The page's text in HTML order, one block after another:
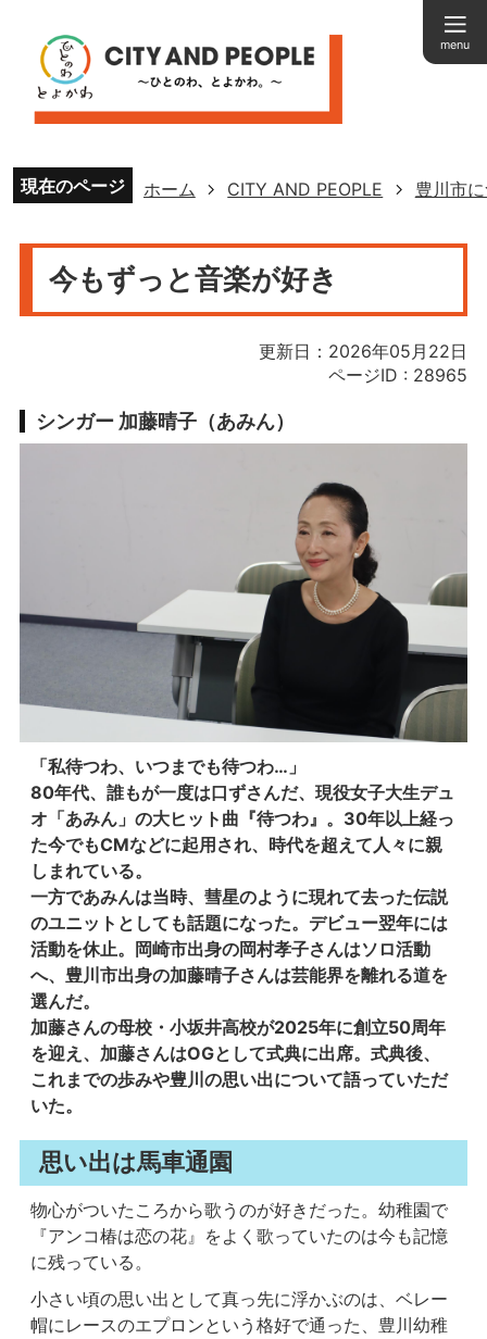
menu
現在のページ ホーム CITY AND PEOPLE 豊川市
今もずっと音楽が好き
更新日：2026年05月22日
ページID : 28965
シンガー 加藤晴子（あみん）
「私待つわ、いつまでも待つわ…」
80年代、誰もが一度は口ずさんだ、現役女子大生デュ
オ「あみん」の大ヒット曲『待つわ』。30年以上経っ
た今でもCMなどに起用され、時代を超えて人々に親
しまれている。
一方であみんは当時、彗星のように現れて去った伝説
のユニットとしても話題になった。デビュー翌年には
活動を休止。岡崎市出身の岡村孝子さんはソロ活動
へ、豊川市出身の加藤晴子さんは芸能界を離れる道を
選んだ。
加藤さんの母校・小坂井高校が2025年に創立50周年
を迎え、加藤さんはOGとして式典に出席。式典後、
これまでの歩みや豊川の思い出について語っていただ
いた。
思い出は馬車通園
物心がついたころから歌うのが好きだった。幼稚園で
『アンコ椿は恋の花』をよく歌っていたのは今も記憶
に残っている。
小さい頃の思い出として真っ先に浮かぶのは、ベレー
帽にレースのエプロンという格好で通った、豊川幼稚